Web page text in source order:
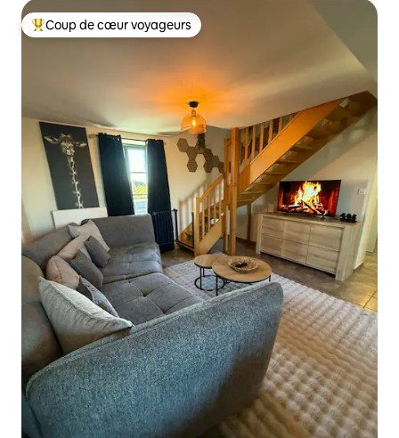
Coup de cœur voyageurs parmi les plus aimés
Coup de cœur voyageurs